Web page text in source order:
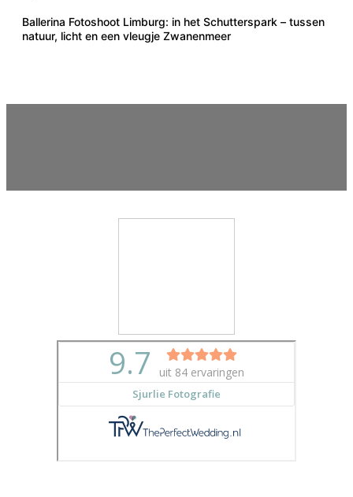
Ballerina Fotoshoot Limburg: in het Schutterspark – tussen
natuur, licht en een vleugje Zwanenmeer